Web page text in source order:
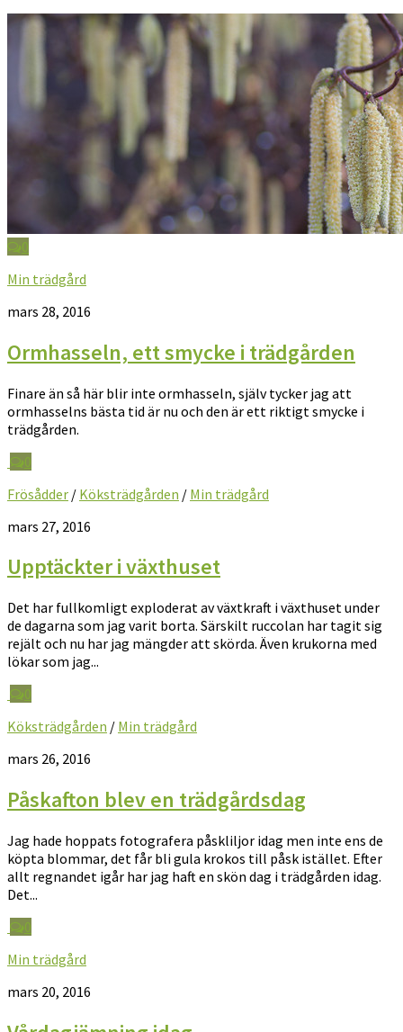
0
Min trädgård
mars 28, 2016
Ormhasseln, ett smycke i trädgården
Finare än så här blir inte ormhasseln, själv tycker jag att
ormhasselns bästa tid är nu och den är ett riktigt smycke i
trädgården.
0
Frösådder / Köksträdgården / Min trädgård
mars 27, 2016
Upptäckter i växthuset
Det har fullkomligt exploderat av växtkraft i växthuset under
de dagarna som jag varit borta. Särskilt ruccolan har tagit sig
rejält och nu har jag mängder att skörda. Även krukorna med
lökar som jag...
0
Köksträdgården / Min trädgård
mars 26, 2016
Påskafton blev en trädgårdsdag
Jag hade hoppats fotografera påskliljor idag men inte ens de
köpta blommar, det får bli gula krokos till påsk istället. Efter
allt regnandet igår har jag haft en skön dag i trädgården idag.
Det...
0
Min trädgård
mars 20, 2016